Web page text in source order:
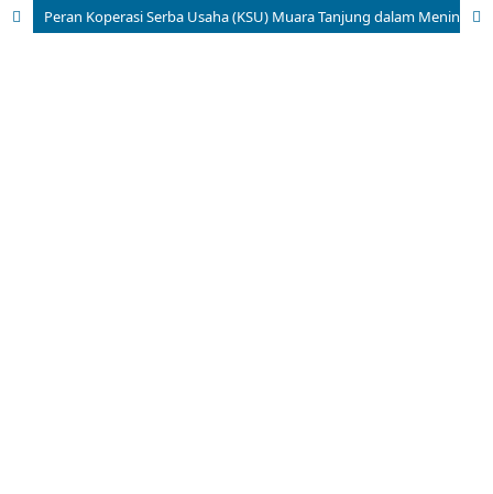
Peran Koperasi Serba Usaha (KSU) Muara Tanjung dalam Meningkatkan Ekonomi Masyarakat di Gampong Tanjung Minjei, Kecamatan Madat, Kabupaten Aceh Timur